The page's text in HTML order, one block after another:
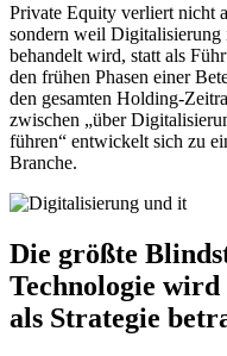
Private Equity verliert nicht
sondern weil
behandelt wird, statt als
den frühen Phasen einer
den gesamten Holding-
zwischen „über
führen“ entwickelt sich zu
Branche.
Die größte
Technologie
als Strategie